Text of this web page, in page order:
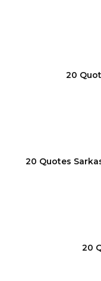
20
20 Quotes
20